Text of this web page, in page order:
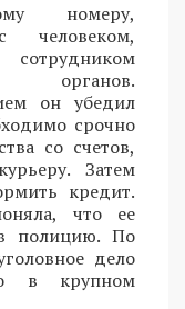
номеру,
человеком,
органов.
он убедил
срочно
со счетов,
Затем
кредит.
что ее
полицию. По
дело
в крупном